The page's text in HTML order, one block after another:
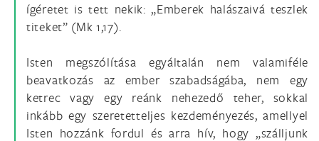
ígéretet is tett nekik: „Emberek halászaivá teszlek
titeket” (Mk 1,17).
Isten megszólítása egyáltalán nem valamiféle
beavatkozás az ember szabadságába, nem egy
ketrec vagy egy reánk nehezedő teher, sokkal
inkább egy szeretetteljes kezdeményezés, amellyel
Isten hozzánk fordul és arra hív, hogy „szálljunk